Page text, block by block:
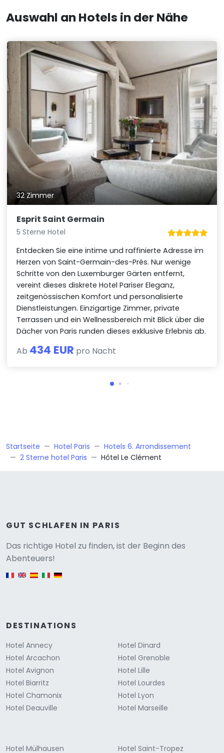
Auswahl an Hotels in der Nähe
32 Zimmer
Esprit Saint Germain
5 Sterne Hotel
Entdecken Sie eine intime und raffinierte Adresse im
Herzen von Saint-Germain-des-Prés. Nur wenige
Schritte von den Luxemburger Gärten entfernt,
vereint dieses diskrete Hotel Pariser Eleganz,
zeitgenössischen Komfort und personalisierte
Dienstleistungen. Einzigartige Zimmer, private
Terrassen und ein Wellnessbereich mit Blick über die
Dächer von Paris runden dieses exklusive Erlebnis ab.
Ab 434 EUR pro Nacht
Startseite Hotel Paris
Hotels 6. Arrondissement
2 Sterne hotel Paris
Hôtel Le Clément
GUT SCHLAFEN IN PARIS
Das richtige Hotel zu finden, ist der Beginn des
Abenteuers!
English version
DESTINATIONS
Hotel Annecy
Hotel Arcachon
Hotel Avignon
Hotel Biarritz
Hotel Chamonix
Hotel Deauville
Hotel Dinard
Hotel Grenoble
Hotel Lille
Hotel Lourdes
Hotel Lyon
Hotel Marseille
Hotel Mülhausen Hotel Saint-Tropez